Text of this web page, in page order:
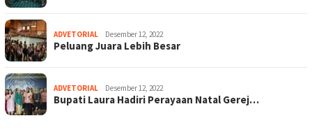
ADVETORIAL Desember 12, 2022
Peluang Juara Lebih Besar
ADVETORIAL Desember 12, 2022
Bupati Laura Hadiri Perayaan Natal Gerej…